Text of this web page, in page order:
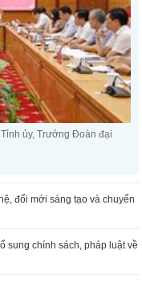
ủy, Trưởng Đoàn đại
đổi mới sáng tạo và chuyển
sung chính sách, pháp luật về